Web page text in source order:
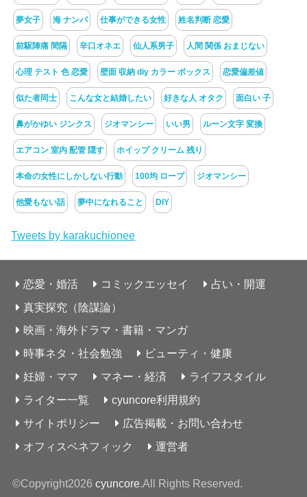
夢女子 海 ナンパ 仕事ができる女性 姓名判断 恋愛
前駆陣痛 間隔 辛口オネエ 仙人系男子 人間 関係 おまじない
心理 テスト 色 恋愛 壁面 収納 diy カラー ボックス 恋愛偏差値
似た者同士 こんな女と結婚したい 好きな人 オタク 面白い 子
鼻がかゆい ジンクス ジオマンシー いい男 ルーン文字 変換
エアコン 室内 配管 隠す ホイップ クリーム 残り
本命の女性にしかしない行動 100均 ロープ ジオマンシー
他愛もない話 夢中になれること DIY
Tweets by karakuchionee
恋愛・婚活 コミックエッセイ
占い・開運
真実探究（陰謀論）
映画・海外ドラマ・書籍・マンガ
時事ネタ・社会勉強
ビューティ・健康
妊婦・ママ
マネー・経済
ライフスタイル
ライター一覧
cyuncore利用規約
サイトポリシー
広告掲載・お問い合わせ
オフィスベネフィック
運営者
©Copyright2026 cyuncore.All Rights Reserved.